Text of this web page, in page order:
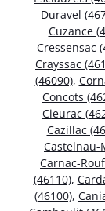
Duravel
Cuzance
Cressensac
Crayssac
(46090),
Concots
Cieurac
Cazillac
Castelnau-
Carnac-
(46110),
(46100),